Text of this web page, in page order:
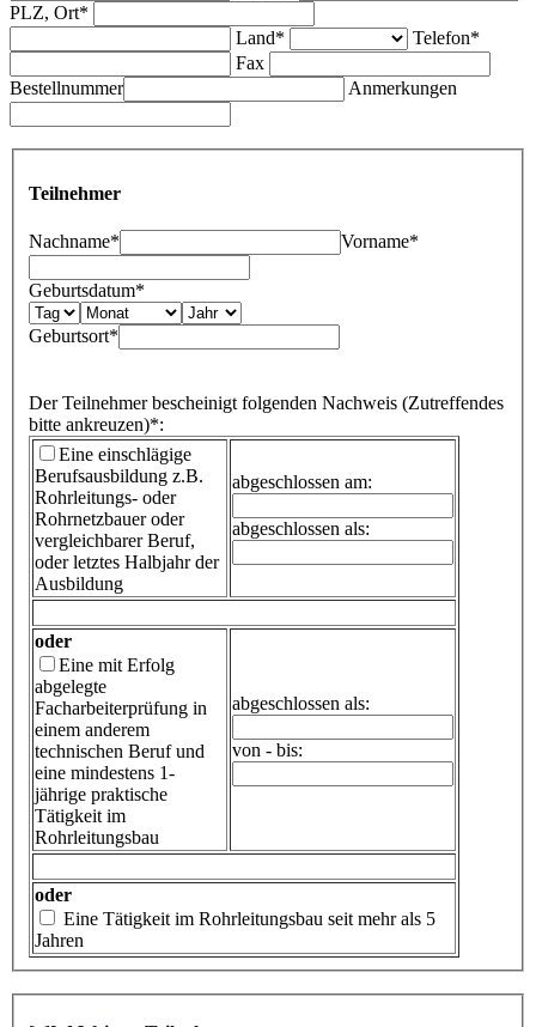
PLZ, Ort*
Land*
Telefon*
Fax
Bestellnummer
Anmerkungen
Teilnehmer
Nachname* Vorname*
Geburtsdatum*
Geburtsort*
Der Teilnehmer bescheinigt folgenden Nachweis (Zutreffendes
bitte ankreuzen)*:
Eine einschlägige
Berufsausbildung z.B.
Rohrleitungs- oder
Rohrnetzbauer oder
vergleichbarer Beruf,
oder letztes Halbjahr der
Ausbildung
abgeschlossen am:
abgeschlossen als:
oder
Eine mit Erfolg
abgelegte
Facharbeiterprüfung in
einem anderem
technischen Beruf und
eine mindestens 1-
jährige praktische
Tätigkeit im
Rohrleitungsbau
abgeschlossen als:
von - bis:
oder
Eine Tätigkeit im Rohrleitungsbau seit mehr als 5
Jahren